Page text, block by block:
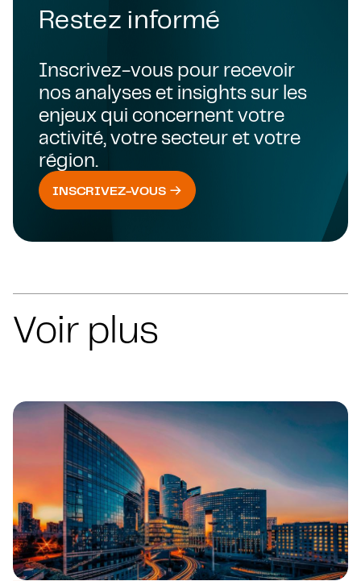
Restez informé
Inscrivez-vous pour recevoir
nos analyses et insights sur les
enjeux qui concernent votre
activité, votre secteur et votre
région.
INSCRIVEZ-VOUS
Voir plus